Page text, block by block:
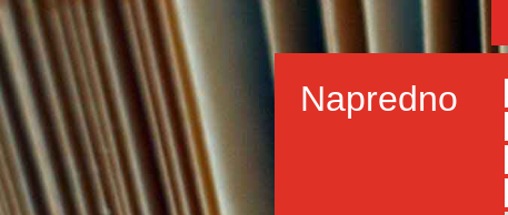
Napredno